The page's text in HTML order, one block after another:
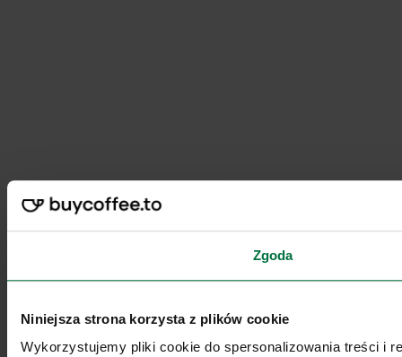
Zgoda
Niniejsza strona korzysta z plików cookie
Wykorzystujemy pliki cookie do spersonalizowania treści i